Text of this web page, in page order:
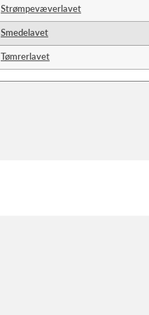
Strømpevæverlavet
Smedelavet
Tømrerlavet